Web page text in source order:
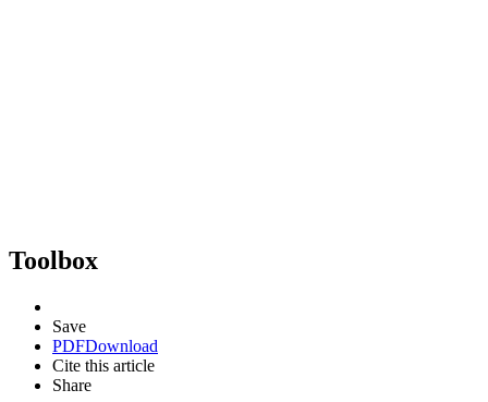
Toolbox
Save
PDFDownload
Cite this article
Share